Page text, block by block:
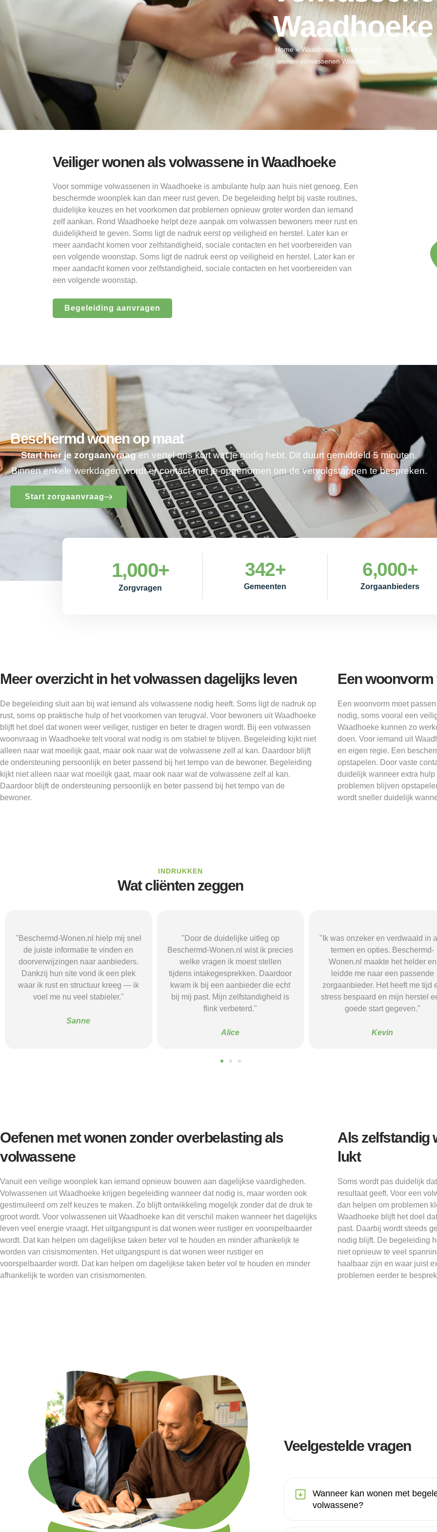
Waadhoeke
Home»Waadhoeke»Beschermd
wonen volwassenen Waadhoeke
Veiliger wonen als volwassene in Waadhoeke
Voor sommige volwassenen in Waadhoeke is ambulante hulp aan huis niet genoeg. Een
beschermde woonplek kan dan meer rust geven. De begeleiding helpt bij vaste routines,
duidelijke keuzes en het voorkomen dat problemen opnieuw groter worden dan iemand
zelf aankan. Rond Waadhoeke helpt deze aanpak om volwassen bewoners meer rust en
duidelijkheid te geven. Soms ligt de nadruk eerst op veiligheid en herstel. Later kan er
meer aandacht komen voor zelfstandigheid, sociale contacten en het voorbereiden van
een volgende woonstap. Soms ligt de nadruk eerst op veiligheid en herstel. Later kan er
meer aandacht komen voor zelfstandigheid, sociale contacten en het voorbereiden van
een volgende woonstap.
Begeleiding aanvragen
Beschermd wonen op maat
Start hier je zorgaanvraagen vertel ons kort wat je nodig hebt. Dit duurt gemiddeld 5 minuten.
Binnen enkele werkdagen wordt er contact met je opgenomen om de vervolgstappen te bespreken.
Start zorgaanvraag
Zorgvragen
1,000+
Gemeenten
342+
Zorgaanbieders
6,000+
Meer overzicht in het volwassen dagelijks leven
De begeleiding sluit aan bij wat iemand als volwassene nodig heeft. Soms ligt de nadruk op
rust, soms op praktische hulp of het voorkomen van terugval. Voor bewoners uit Waadhoeke
blijft het doel dat wonen weer veiliger, rustiger en beter te dragen wordt. Bij een volwassen
woonvraag in Waadhoeke telt vooral wat nodig is om stabiel te blijven. Begeleiding kijkt niet
alleen naar wat moeilijk gaat, maar ook naar wat de volwassene zelf al kan. Daardoor blijft
de ondersteuning persoonlijk en beter passend bij het tempo van de bewoner. Begeleiding
kijkt niet alleen naar wat moeilijk gaat, maar ook naar wat de volwassene zelf al kan.
Daardoor blijft de ondersteuning persoonlijk en beter passend bij het tempo van de
bewoner.
Een
Een woonvorm moet
nodig, soms vooral een
Waadhoeke kunnen zo
doen. Voor iemand uit
en eigen regie. Een
opstapelen. Door vaste
duidelijk wanneer extra
problemen blijven
wordt sneller duidelijk
INDRUKKEN
Wat cliënten zeggen
"Door de duidelijke uitleg op
Beschermd-Wonen.nl wist ik precies
welke vragen ik moest stellen
tijdens intakegesprekken. Daardoor
kwam ik bij een aanbieder die echt
bij mij past. Mijn zelfstandigheid is
"Ik was onzeker en verdwaald in alle
termen en opties. Beschermd-
Wonen.nl maakte het helder en
leidde me naar een passende
zorgaanbieder. Het heeft me tijd en
stress bespaard en mijn herstel een
goede start gegeven."
Kevin
"Beschermd-Wonen.nl hielp mij
de juiste informatie te vinden en
doorverwijzingen naar
Dankzij hun site vond ik een plek
waar ik rust en structuur kreeg —
voel me nu veel stabieler."
Oefenen met wonen zonder overbelasting als
volwassene
Vanuit een veilige woonplek kan iemand opnieuw bouwen aan dagelijkse vaardigheden.
Volwassenen uit Waadhoeke krijgen begeleiding wanneer dat nodig is, maar worden ook
gestimuleerd om zelf keuzes te maken. Zo blijft ontwikkeling mogelijk zonder dat de druk te
groot wordt. Voor volwassenen uit Waadhoeke kan dit verschil maken wanneer het dagelijks
leven veel energie vraagt. Het uitgangspunt is dat wonen weer rustiger en voorspelbaarder
wordt. Dat kan helpen om dagelijkse taken beter vol te houden en minder afhankelijk te
worden van crisismomenten. Het uitgangspunt is dat wonen weer rustiger en
voorspelbaarder wordt. Dat kan helpen om dagelijkse taken beter vol te houden en minder
afhankelijk te worden van crisismomenten.
Als zelfstandig
lukt
Soms wordt pas duidelijk
resultaat geeft. Voor een
dan helpen om problemen
Waadhoeke blijft het doel
past. Daarbij wordt steeds
nodig blijft. De begeleiding
niet opnieuw te veel
haalbaar zijn en waar juist
problemen eerder te
Veelgestelde vragen
Wanneer kan wonen met
volwassene?